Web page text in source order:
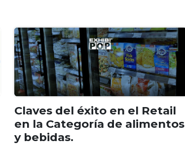
Claves del éxito en el Retail
en la Categoría de alimentos
y bebidas.